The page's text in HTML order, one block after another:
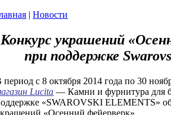
|Новости
Конкурс украшений
при поддержке
период с 8 октября 2014 года по 30
Lucita — Камни и фурнитура для
«SWAROVSKI ELEMENTS»
«Осенний фейерверк».